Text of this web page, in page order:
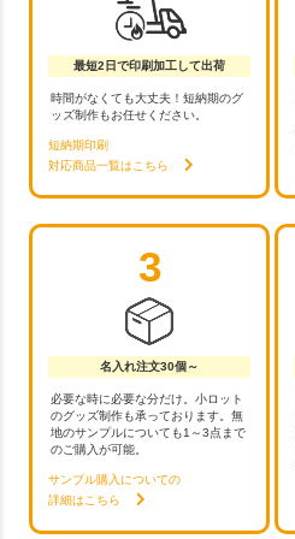
最短2日で印刷加工して出荷
時間がなくても大丈夫！短納期のグ
ッズ制作もお任せください。
短納期印刷
対応商品一覧はこちら
3
名入れ注文30個～
必要な時に必要な分だけ。小ロット
のグッズ制作も承っております。無
地のサンプルについても1～3点まで
のご購入が可能。
サンプル購入についての
詳細はこちら